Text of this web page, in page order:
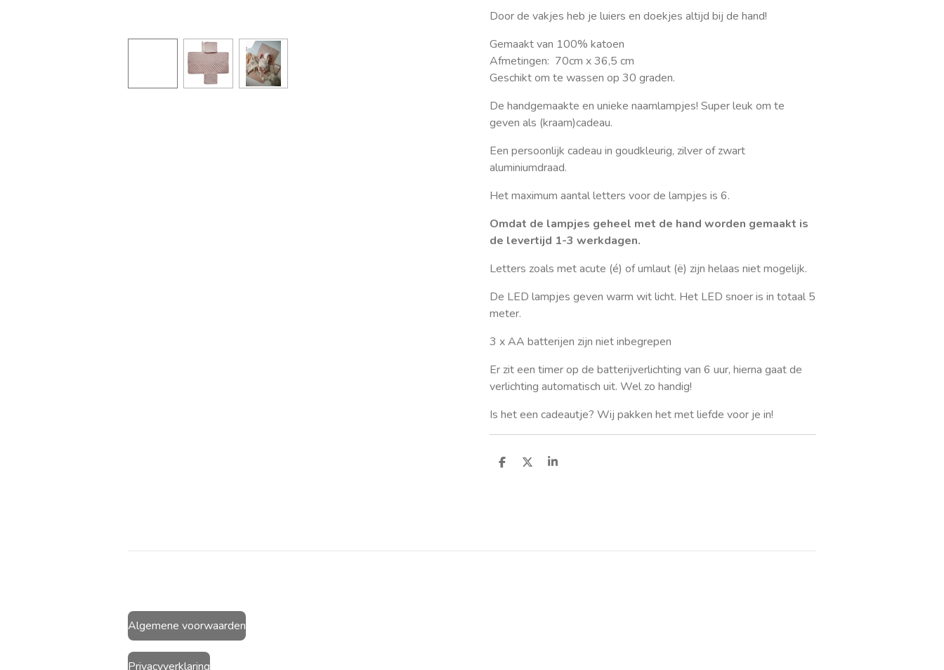
Door de vakjes heb je luiers en doekjes altijd bij de hand!
Gemaakt van 100% katoen
Afmetingen: 70cm x 36,5 cm
Geschikt om te wassen op 30 graden.
De handgemaakte en unieke naamlampjes! Super leuk om te
geven als (kraam)cadeau.
Een persoonlijk cadeau in goudkleurig, zilver of zwart
aluminiumdraad.
Het maximum aantal letters voor de lampjes is 6.
Omdat de lampjes geheel met de hand worden gemaakt is
de levertijd 1-3 werkdagen.
Letters zoals met acute (é) of umlaut (ë) zijn helaas niet mogelijk.
De LED lampjes geven warm wit licht. Het LED snoer is in totaal 5
meter.
3 x AA batterijen zijn niet inbegrepen
Er zit een timer op de batterijverlichting van 6 uur, hierna gaat de
verlichting automatisch uit. Wel zo handig!
Is het een cadeautje? Wij pakken het met liefde voor je in!
D
D
S
Algemene voorwaarden
Privacyverklaring